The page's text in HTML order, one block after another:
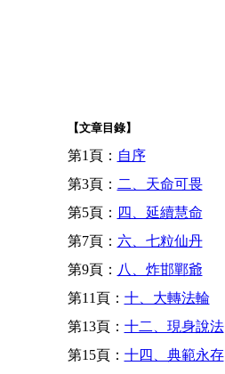
【文章目錄】
第1頁： 自序
第3頁： 二、天命可畏
第5頁： 四、延續慧命
第7頁： 六、七粒仙丹
第9頁： 八、炸邯鄲爺
第11頁： 十、大轉法輪
第13頁： 十二、現身說法
第15頁： 十四、典範永存